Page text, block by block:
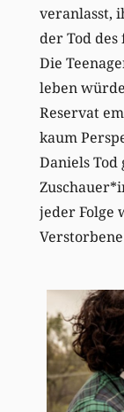
veranlasst,
der Tod
Die
leben
Reservat
kaum
Daniels
jeder Folge